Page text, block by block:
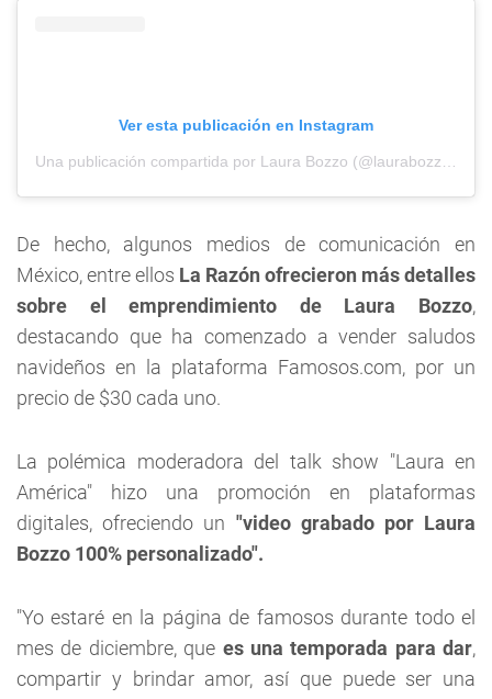
Ver esta publicación en Instagram
De hecho, algunos medios de comunicación en
México, entre ellos La Razón ofrecieron más detalles
sobre el emprendimiento de Laura Bozzo,
destacando que ha comenzado a vender saludos
navideños en la plataforma Famosos.com, por un
precio de $30 cada uno.
La polémica moderadora del talk show "Laura en
América" hizo una promoción en plataformas
digitales, ofreciendo un "video grabado por Laura
Bozzo 100% personalizado".
"Yo estaré en la página de famosos durante todo el
mes de diciembre, que es una temporada para dar,
compartir y brindar amor, así que puede ser una